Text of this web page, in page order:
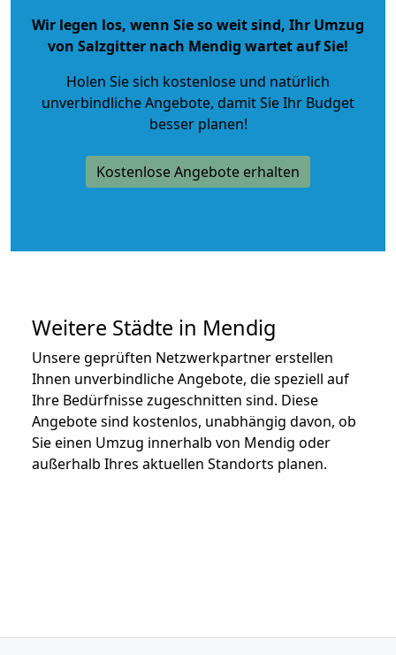
Wir legen los, wenn Sie so weit sind, Ihr Umzug
von Salzgitter nach Mendig wartet auf Sie!
Holen Sie sich kostenlose und natürlich
unverbindliche Angebote, damit Sie Ihr Budget
besser planen!
Kostenlose Angebote erhalten
Weitere Städte in Mendig
Unsere geprüften Netzwerkpartner erstellen
Ihnen unverbindliche Angebote, die speziell auf
Ihre Bedürfnisse zugeschnitten sind. Diese
Angebote sind kostenlos, unabhängig davon, ob
Sie einen Umzug innerhalb von Mendig oder
außerhalb Ihres aktuellen Standorts planen.